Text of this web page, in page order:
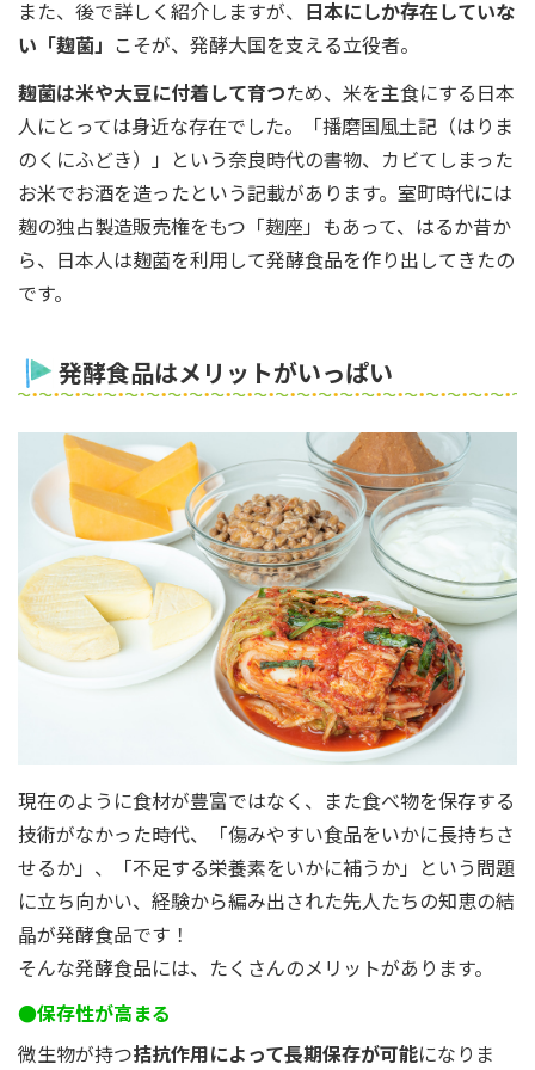
また、後で詳しく紹介しますが、 日本にしか存在していな
い「麹菌」 こそが、発酵大国を支える立役者。
麹菌は米や大豆に付着して育つため、米を主食にする日本
人にとっては身近な存在でした。「播磨国風土記（はりま
のくにふどき）」という奈良時代の書物、カビてしまった
お米でお酒を造ったという記載があります。室町時代には
麹の独占製造販売権をもつ「麹座」もあって、はるか昔か
ら、日本人は麹菌を利用して発酵食品を作り出してきたの
です。
発酵食品はメリットがいっぱい
現在のように食材が豊富ではなく、また食べ物を保存する
技術がなかった時代、「傷みやすい食品をいかに長持ちさ
せるか」、「不足する栄養素をいかに補うか」という問題
に立ち向かい、経験から編み出された先人たちの知恵の結
晶が発酵食品です！
そんな発酵食品には、たくさんのメリットがあります。
●保存性が高まる
微生物が持つ拮抗作用によって長期保存が可能になりま